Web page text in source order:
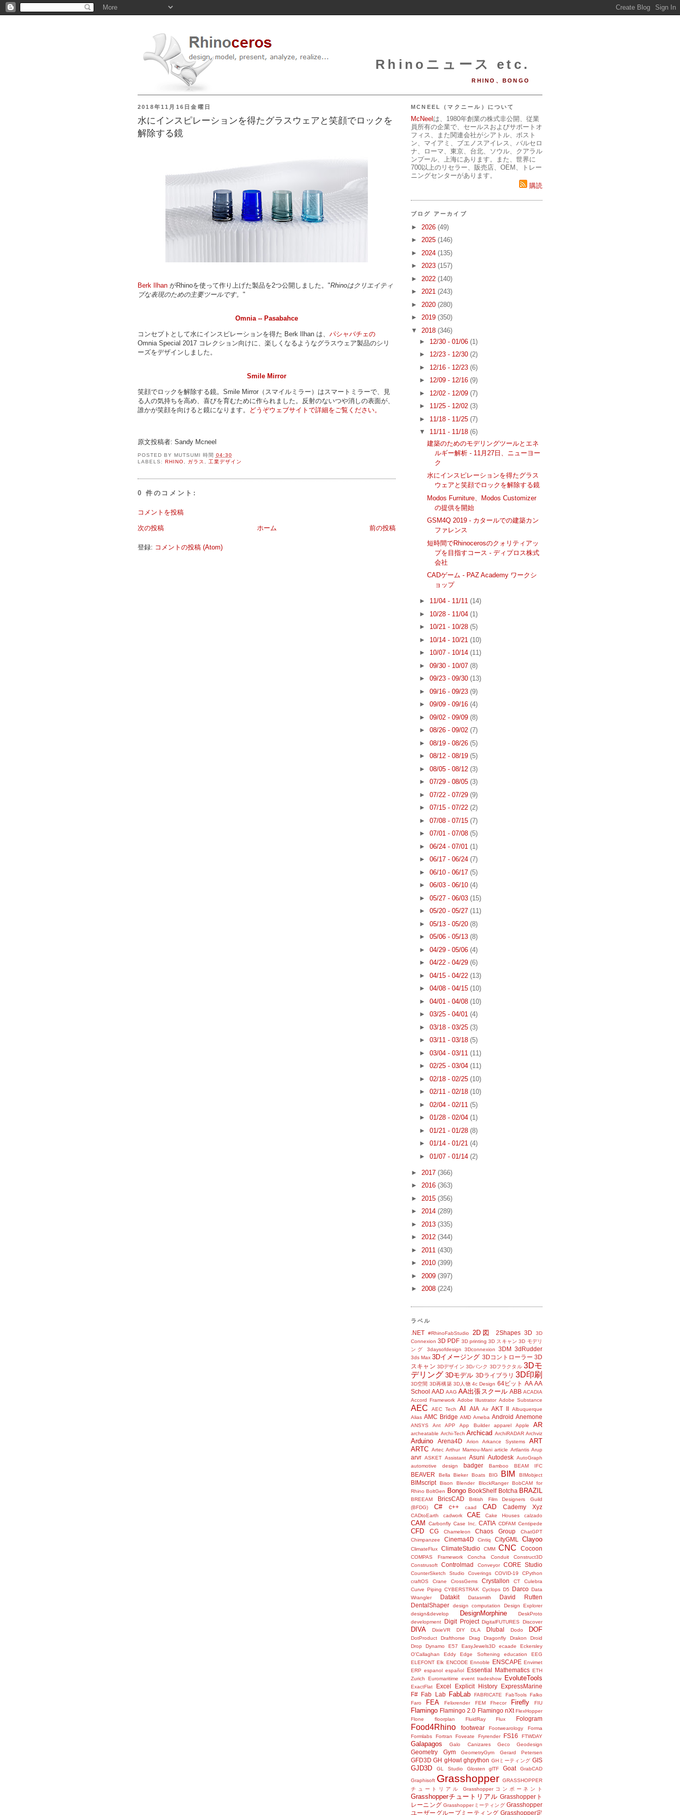
Rhinoニュース etc.
RHINO、BONGO
2018年11月16日金曜日
水にインスピレーションを得たグラスウェアと笑顔でロックを
解除する鏡
Berk Ilhan がRhinoを使って作り上げた製品を2つ公開しました。"Rhinoはクリエイティ
ブな表現のための主要ツールです。 "
Omnia -- Pasabahce
コンセプトとして水にインスピレーションを得た Berk Ilhan は、 パシャバチェの
Omnia Special 2017 コレクション向けに、楽しくなるようなグラスウェア製品のシリ
ーズをデザインしました。
Smile Mirror
笑顔でロックを解除する鏡。Smile Mirror（スマイルミラー）はスマートミラーで、見
る人の気持ちを高め、喜びを育むために作られました。反射のないつや消しの表面が、
誰かが笑顔を向けると鏡になります。
どうぞウェブサイトで詳細をご覧ください。
原文投稿者: Sandy Mcneel
POSTED BY MUTSUMI 時間 04:30
LABELS: RHINO ガラス 工業デザイン
0 件のコメント:
コメントを投稿
次の投稿 前の投稿
ホーム
登録: コメントの投稿 (Atom)
MCNEEL（マクニール）について
McNeel は、1980年創業の株式非公開、従業
員所有の企業で、セールスおよびサポートオ
フィス、また関連会社がシアトル、ボスト
ン、マイアミ、ブエノスアイレス、バルセロ
ナ、ローマ、東京、台北、ソウル、クアラル
ンプール、上海にあります。また、世界に
700以上のリセラー、販売店、OEM、トレー
ニングセンターがあります。
購読
ブログ アーカイブ
► 2026 (49)
► 2025 (146)
► 2024 (135)
► 2023 (157)
► 2022 (140)
► 2021 (243)
► 2020 (280)
► 2019 (350)
▼ 2018 (346)
► 12/30 - 01/06 (1)
► 12/23 - 12/30 (2)
► 12/16 - 12/23 (6)
► 12/09 - 12/16 (9)
► 12/02 - 12/09 (7)
► 11/25 - 12/02 (3)
► 11/18 - 11/25 (7)
▼ 11/11 - 11/18 (6)
建築のためのモデリングツールとエネ
ルギー解析 - 11月27日、ニューヨー
ク
水にインスピレーションを得たグラス
ウェアと笑顔でロックを解除する鏡
Modos Furniture、Modos Customizer
の提供を開始
GSM4Q 2019 - カタールでの建築カン
ファレンス
短時間でRhinocerosのクォリティアッ
プを目指すコース - ディプロス株式
会社
CADゲーム - PAZ Academy ワークシ
ョップ
► 11/04 - 11/11 (14)
► 10/28 - 11/04 (1)
► 10/21 - 10/28 (5)
► 10/14 - 10/21 (10)
► 10/07 - 10/14 (11)
► 09/30 - 10/07 (8)
► 09/23 - 09/30 (13)
► 09/16 - 09/23 (9)
► 09/09 - 09/16 (4)
► 09/02 - 09/09 (8)
► 08/26 - 09/02 (7)
► 08/19 - 08/26 (5)
► 08/12 - 08/19 (5)
► 08/05 - 08/12 (3)
► 07/29 - 08/05 (3)
► 07/22 - 07/29 (9)
► 07/15 - 07/22 (2)
► 07/08 - 07/15 (7)
► 07/01 - 07/08 (5)
► 06/24 - 07/01 (1)
► 06/17 - 06/24 (7)
► 06/10 - 06/17 (5)
► 06/03 - 06/10 (4)
► 05/27 - 06/03 (15)
► 05/20 - 05/27 (11)
► 05/13 - 05/20 (8)
► 05/06 - 05/13 (8)
► 04/29 - 05/06 (4)
► 04/22 - 04/29 (6)
► 04/15 - 04/22 (13)
► 04/08 - 04/15 (10)
► 04/01 - 04/08 (10)
► 03/25 - 04/01 (4)
► 03/18 - 03/25 (3)
► 03/11 - 03/18 (5)
► 03/04 - 03/11 (11)
► 02/25 - 03/04 (11)
► 02/18 - 02/25 (10)
► 02/11 - 02/18 (10)
► 02/04 - 02/11 (5)
► 01/28 - 02/04 (1)
► 01/21 - 01/28 (8)
► 01/14 - 01/21 (4)
► 01/07 - 01/14 (2)
► 2017 (366)
► 2016 (363)
► 2015 (356)
► 2014 (289)
► 2013 (335)
► 2012 (344)
► 2011 (430)
► 2010 (399)
► 2009 (397)
► 2008 (224)
ラベル
.NET #RhinoFabStudio 2D図 2Shapes 3D
3D
Connexion 3D PDF 3D printing 3D スキャン 3D モデリ
ング
3daysofdesign 3Dconnexion 3DM 3dRudder
3ds Max 3Dイメージング 3Dコントローラー 3D
スキャン 3Dデザイン 3Dバンク 3Dフラクタル 3Dモ
デリング 3Dモデル 3Dライブラリ 3D印刷
3D空間 3D再構築 3D人物 4c Design 64ビット AA AA
School AAD AAG AA出張スクール ABB ACADIA
Accord Framework Adobe Illustrator Adobe Substance
AEC AEC Tech AI AIA Air AKT II Albuquerque
Alias AMC Bridge AMD Ameba Android Anemone
ANSYS Ant APP App Builder apparel Apple AR
archeatable Archi-Tech Archicad ArchiRADAR Archviz
Arduino Arena4D Arion Arkance Systems
ART
ARTC Artec Arthur Mamou-Mani article Artlantis Arup
arvr ASKET Assistant Asuni Autodesk AutoGraph
automotive design
badger Bamboo BEAM IFC
BEAVER Bella Bieker Boats BIG BIM BIMobject
BIMscript Bison Blender BlockRanger
BobCAM for
Rhino BoltGen Bongo BookShelf Botcha BRAZIL
BREEAM BricsCAD
British Film Designers Guild
(BFDG)
C# c++ caad CAD Cademy Xyz
CADtoEarth cadwork CAE Cake Houses calzado
CAM Carbonfly Case Inc. CATIA CDFAM Centipede
CFD CG Chameleon Chaos Group
ChatGPT
Chimpanzee
Cinema4D Cintiq CityGML Clayoo
ClimateFlux ClimateStudio CMM CNC Cocoon
COMPAS Framework Concha Conduit
Construct3D
Construsoft
Controlmad Conveyor CORE Studio
CounterSketch Studio Coverings COVID-19
CPython
craftOS
Crane CrossGems Crystallon CT
Culebra
Curve Piping CYBERSTRAK Cyclops D5 Darco Data
Wrangler
Datakit Datasmith
David Rutten
DentalShaper
design computation
Design Explorer
design&develop
DesignMorphine
DeskProto
development
Digit Project DigitalFUTURES Discover
DIVA DixieVR DIY DLA Dlubal Dodo DOF
DotProduct Drafthorse Drag Dragonfly Drakon
Droid
Drop
Dynamo E57 EasyJewels3D ecaade
Eckersley
O'Callaghan
Eddy Edge Softening education
EEG
ELEFONT Elk ENCODE Ennoble ENSCAPE Envimet
ERP espanol español Essential Mathematics ETH
Zurich
Euromaritime event tradeshow EvoluteTools
ExactFlat Excel Explicit History
ExpressMarine
F# Fab Lab FabLab FABRICATE FabTools Falko
Faro
FEA Felixrender FEM Fhecor Firefly FIU
Flamingo Flamingo 2.0 Flamingo nXt FlexHopper
Flone
floorplan FluidRay Flux Fologram
Food4Rhino footwear Footwearology
Forma
Formlabs
Fortran Foveate Fryrender FS16 FTWDAY
Galapagos Galo Canizares Geco Geodesign
Geometry Gym GeometryGym Gerard Petersen
GFD3D GH gHowl ghpython GHミーティング GIS
GJD3D GL Studio Glosten glTF Goat GrabCAD
Graphisoft Grasshopper GRASSHOPPER
チュートリアル
Grasshopperコンポーネント
Grasshopperチュートリアル Grasshopperト
レーニング Grasshopperミーティング Grasshopper
ユーザーグループミーティング Grasshopper定